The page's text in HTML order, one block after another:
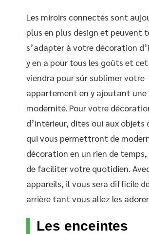
Les miroirs connectés sont
plus en plus design et peuvent
s’adapter à votre décoration
y en a pour tous les goûts et
viendra pour sûr sublimer votre
appartement en y ajoutant une
modernité. Pour votre
d’intérieur, dites oui aux objets
qui vous permettront de
décoration en un rien de temps,
de faciliter votre quotidien.
appareils, il vous sera difficile
arrière tant vous allez les
Les enceintes